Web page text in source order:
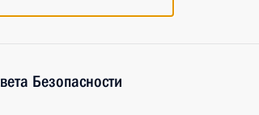
Безопасности